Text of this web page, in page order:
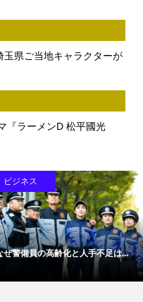
県ご当地キャラクターが
ラーメンD 松平國光
ビジネス
ぜ警備員の高齢化と人手不足は...